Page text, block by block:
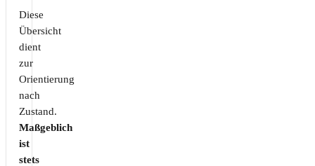
Diese
Übersicht
dient
zur
Orientierung
nach
Zustand.
Maßgeblich
ist
stets